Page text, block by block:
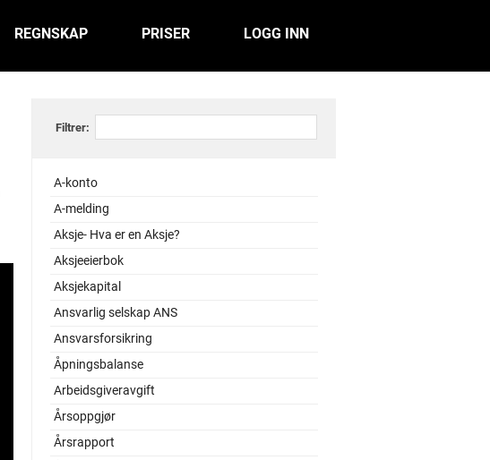
LOGG INN
PRISER
REGNSKAP
Filtrer:
A-konto
A-melding
Aksje- Hva er en Aksje?
Aksjeeierbok
Aksjekapital
Ansvarlig selskap ANS
Ansvarsforsikring
Åpningsbalanse
Arbeidsgiveravgift
Årsoppgjør
Årsrapport